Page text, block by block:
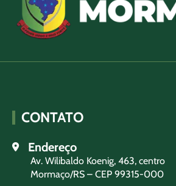
CONTATO
Endereço
Av. Wilibaldo Koenig, 463, centro
Mormaço/RS – CEP 99315-000